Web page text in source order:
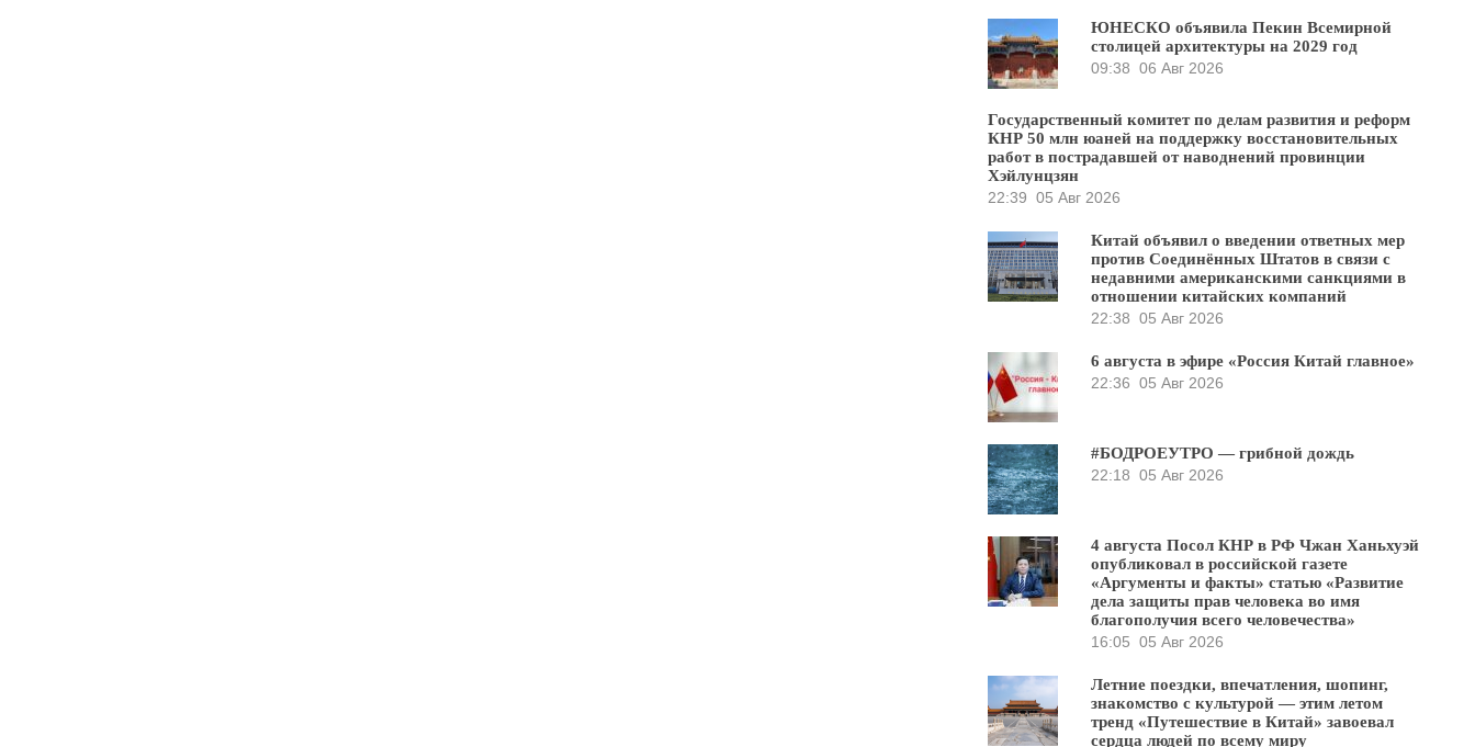
ЮНЕСКО объявила Пекин Всемирной
столицей архитектуры на 2029 год
09:38 06 Авг 2026
Государственный комитет по делам развития и реформ
КНР 50 млн юаней на поддержку восстановительных
работ в пострадавшей от наводнений провинции
Хэйлунцзян
22:39 05 Авг 2026
Китай объявил о введении ответных мер
против Соединённых Штатов в связи с
недавними американскими санкциями в
отношении китайских компаний
22:38 05 Авг 2026
6 августа в эфире «Россия Китай главное»
22:36 05 Авг 2026
#БОДРОЕУТРО — грибной дождь
22:18 05 Авг 2026
4 августа Посол КНР в РФ Чжан Ханьхуэй
опубликовал в российской газете
«Аргументы и факты» статью «Развитие
дела защиты прав человека во имя
благополучия всего человечества»
16:05 05 Авг 2026
Летние поездки, впечатления, шопинг,
знакомство с культурой — этим летом
тренд «Путешествие в Китай» завоевал
сердца людей по всему миру